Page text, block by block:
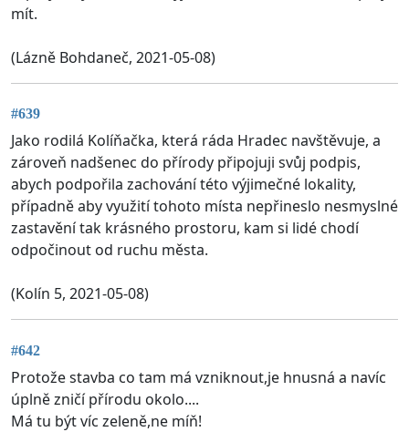
mít.
(Lázně Bohdaneč, 2021-05-08)
#639
Jako rodilá Kolíňačka, která ráda Hradec navštěvuje, a
zároveň nadšenec do přírody připojuji svůj podpis,
abych podpořila zachování této výjimečné lokality,
případně aby využití tohoto místa nepřineslo nesmyslné
zastavění tak krásného prostoru, kam si lidé chodí
odpočinout od ruchu města.
(Kolín 5, 2021-05-08)
#642
Protože stavba co tam má vzniknout,je hnusná a navíc
úplně zničí přírodu okolo....
Má tu být víc zeleně,ne míň!